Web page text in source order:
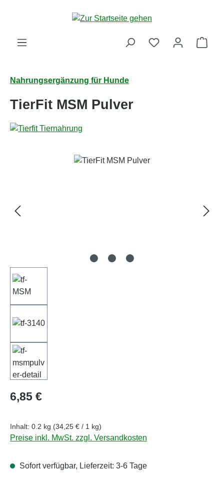
Zum Hauptinhalt springen
Nahrungsergänzung für Hunde
TierFit MSM Pulver
Bildergalerie überspringen
Regulärer Preis:
6,85 €
Inhalt: 0.2 kg (34,25 € / 1 kg)
Preise inkl. MwSt. zzgl. Versandkosten
Sofort verfügbar, Lieferzeit: 3-6 Tage